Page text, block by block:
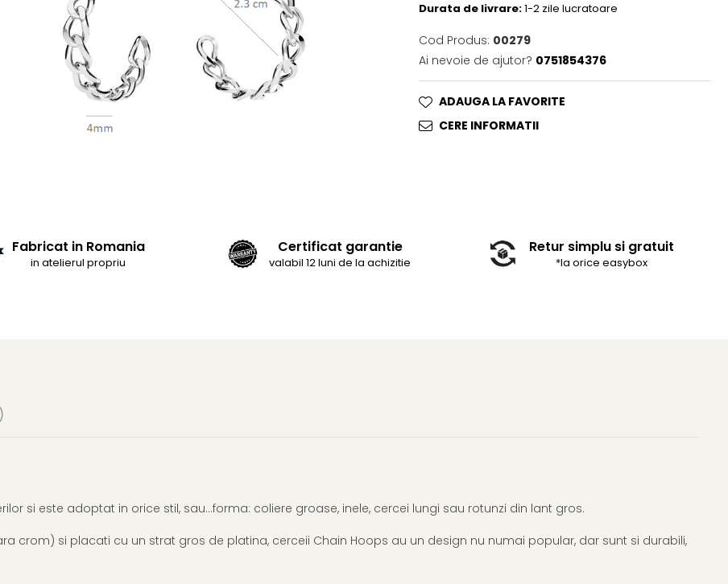
Durata de livrare:1-2 zile lucratoare
Cod Produs: 00279
Ai nevoie de ajutor? 0751854376
ADAUGA LA FAVORITE
CERE INFORMATII
Fabricat in Romania
in atelierul propriu
Certificat garantie
valabil 12 luni de la achizitie
Retur simplu si gratuit
*la orice easybox
si este adoptat in orice stil, sau...forma: coliere groase, inele, cercei lungi sau rotunzi din lant gros.
crom) si placati cu un strat gros de platina, cerceii Chain Hoops au un design nu numai popular, dar sunt si durabili,